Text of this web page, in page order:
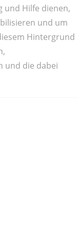
und Hilfe dienen,
und um
Hintergrund
und die dabei